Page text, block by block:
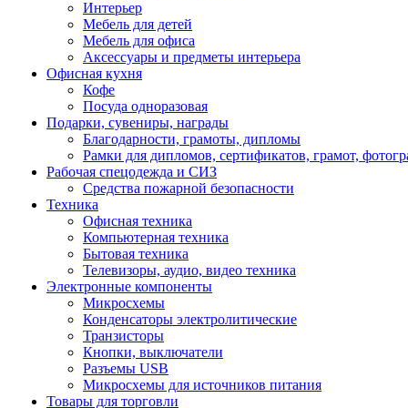
Интерьер
Мебель для детей
Мебель для офиса
Аксессуары и предметы интерьера
Офисная кухня
Кофе
Посуда одноразовая
Подарки, сувениры, награды
Благодарности, грамоты, дипломы
Рамки для дипломов, сертификатов, грамот,
Рабочая спецодежда и СИЗ
Средства пожарной безопасности
Техника
Офисная техника
Компьютерная техника
Бытовая техника
Телевизоры, аудио, видео техника
Электронные компоненты
Микросхемы
Конденсаторы электролитические
Транзисторы
Кнопки, выключатели
Разъемы USB
Микросхемы для источников питания
Товары для торговли